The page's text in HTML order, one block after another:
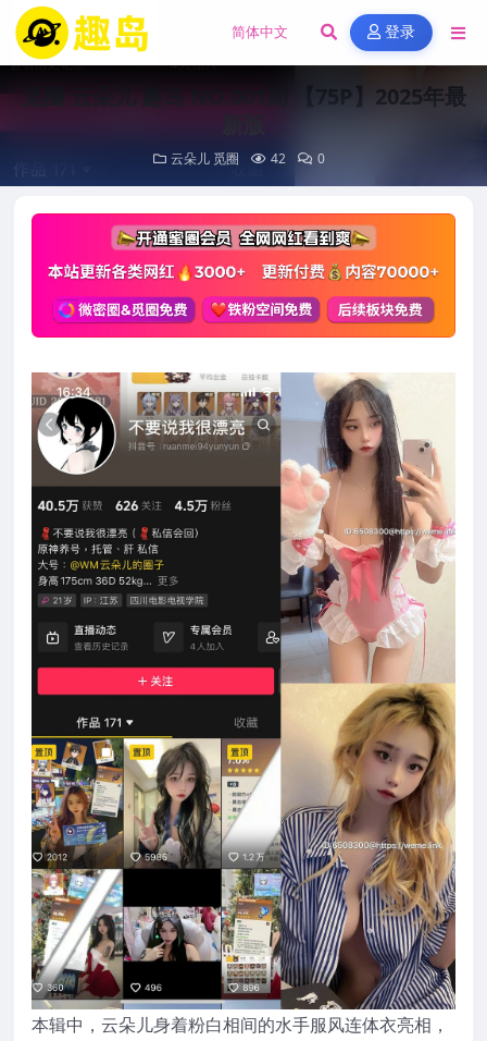
登录
觅圈 云朵儿 趣岛 NO.001期 【75P】2025年最
云朵儿 觅圈 42 0
本辑中，云朵儿身着粉白相间的水手服风连体衣亮相，